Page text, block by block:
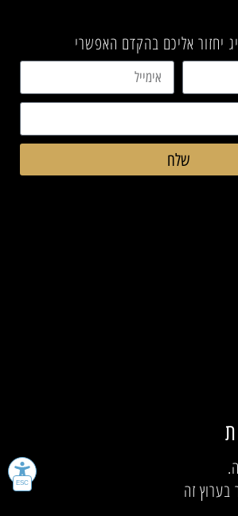
זה
יחזור אליכם בהקדם האפשרי
שלח